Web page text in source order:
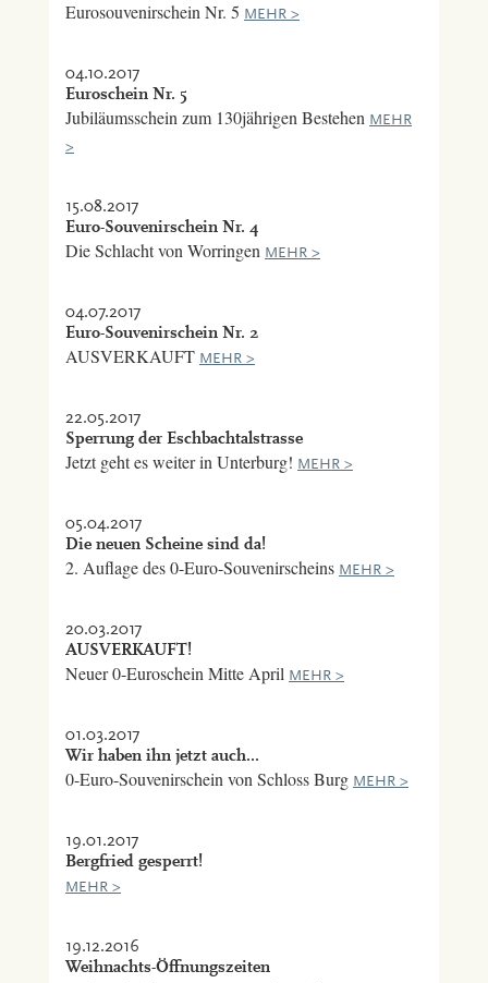
Eurosouvenirschein Nr. 5 MEHR >
04.10.2017
Euroschein Nr. 5
Jubiläumsschein zum 130jährigen Bestehen MEHR
>
15.08.2017
Euro-Souvenirschein Nr. 4
Die Schlacht von Worringen MEHR >
04.07.2017
Euro-Souvenirschein Nr. 2
AUSVERKAUFT MEHR >
22.05.2017
Sperrung der Eschbachtalstrasse
Jetzt geht es weiter in Unterburg! MEHR >
05.04.2017
Die neuen Scheine sind da!
2. Auflage des 0-Euro-Souvenirscheins MEHR >
20.03.2017
AUSVERKAUFT!
Neuer 0-Euroschein Mitte April MEHR >
01.03.2017
Wir haben ihn jetzt auch...
0-Euro-Souvenirschein von Schloss Burg MEHR >
19.01.2017
Bergfried gesperrt!
MEHR >
19.12.2016
Weihnachts-Öffnungszeiten